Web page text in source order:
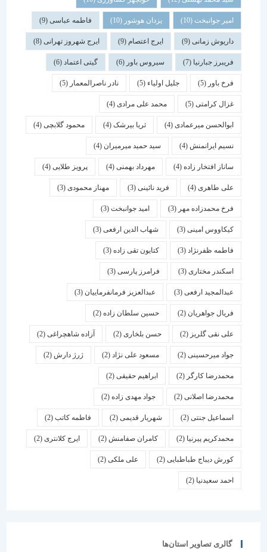
امیر جوانبخت(10) یزدان هوشور(10) فاطمه عباسی(9)
داریوش زمانی(9) ایرج اعتصام(9) ایرج شهروز تهرانی(8)
فریبرز جبارنیا(7) سیروس باور(6) گیتی اعتماد(6)
فرخ باور(5) جلیل اولیاء(5) نادر ناصرالمعمار (5)
غزال کرامتی(5) محمد علی مرادی(4)
ابوالحسن میرعمادی(4) ثریا بیرشک(4) محمود گلابچی(4)
نسیم ایرانمنش(4) سید حمید میرمیران(4)
ساناز افتخار زاده(4) مهرداد بهمنی (4) پرویز طلایی(4)
علی طاهری(4) فرید نائینی(3) مهناز محمودی(3)
فرخ محمدزاده مهر(3) امید جوانبخت(3)
کیکاووس امینی(3) شهاب الدین ارفعی(3)
فاطمه ظفرنژاد(3) کتایون تقی زاده(3)
اسكندر مختاری (3) فرامرز پارسی(3)
عبدالمجید ارفعی(3) عبدالعزیز فرمانفرماییان(3)
فریال جواهریان(2) حسین سلطان زاده(2)
علی نقی گلریز(2) حسن بلخاری(2) آزاده شاهچراغی(2)
جواد میرحسینی(2) مسعود علی نژاد(2) ژرژ دارش (2)
محمدرضا کارگر(2) ابراهیم حقیقی(2)
محمدرضا اصلانی(2) جواد مهدی زاده(2)
اسماعیل جنتی(2) شهریار قدیمی(2) فاطمه کاتب(2)
محمدکریم پیرنیا (2) کامران صفامنش(2) ایرج کلانتری (2)
کورش دیباج طباطبایی(2) علی ملکی(2)
احمد سعیدنیا (2)
گالری تصاویر استان‌ها